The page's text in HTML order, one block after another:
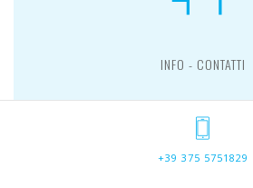
INFO - CONTATTI
+39 375 5751829